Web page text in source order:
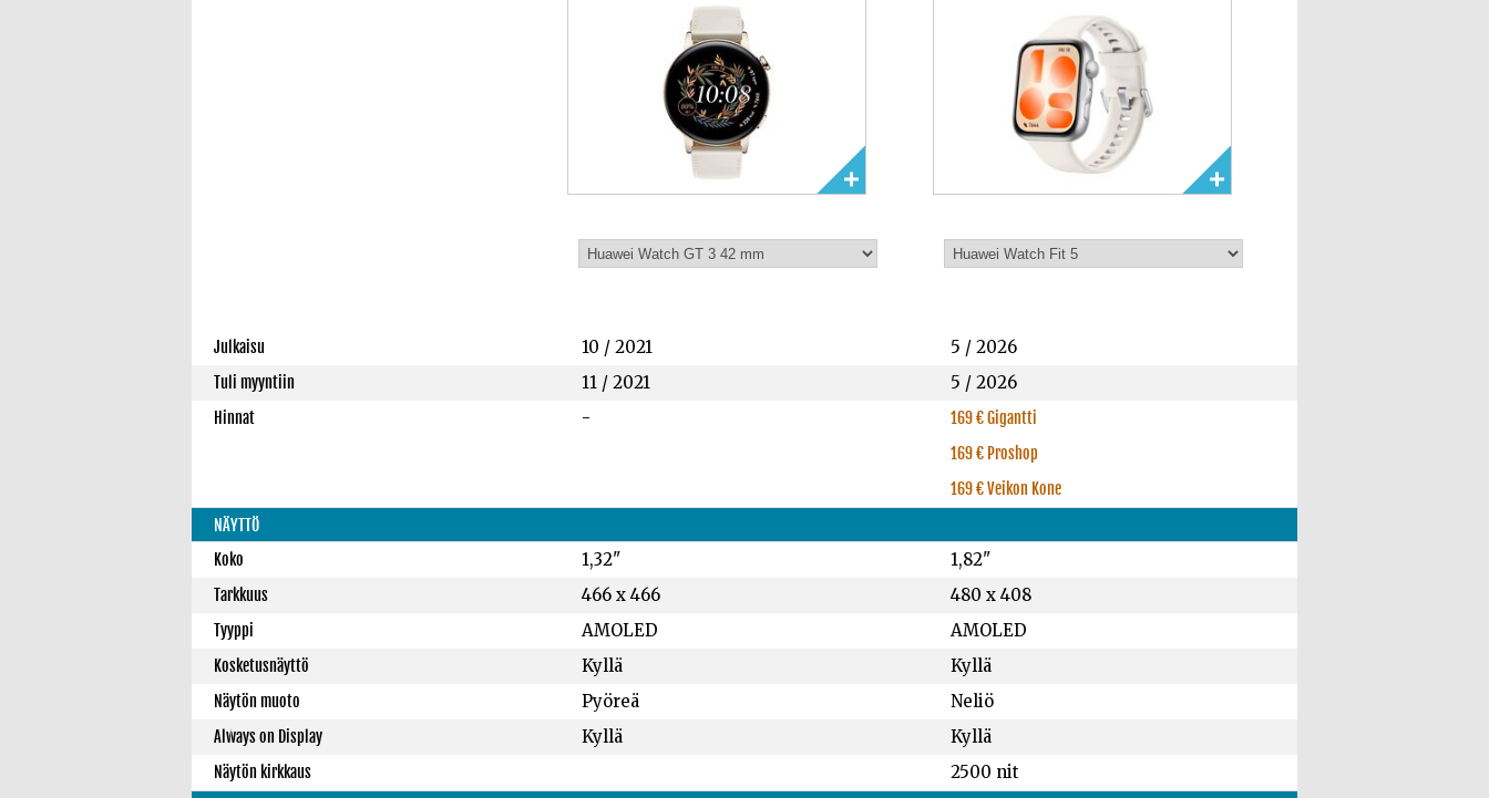
Julkaisu 10 / 2021 5 / 2026
Tuli myyntiin 11 / 2021 5 / 2026
Hinnat -
169 € Gigantti
169 € Proshop
169 € Veikon Kone
NÄYTTÖ
Koko
1,32" 1,82"
Tarkkuus 466 x 466 480 x 408
Tyyppi AMOLED AMOLED
Kosketusnäyttö Kyllä Kyllä
Näytön muoto Pyöreä Neliö
Always on Display Kyllä Kyllä
Näytön kirkkaus 2500 nit